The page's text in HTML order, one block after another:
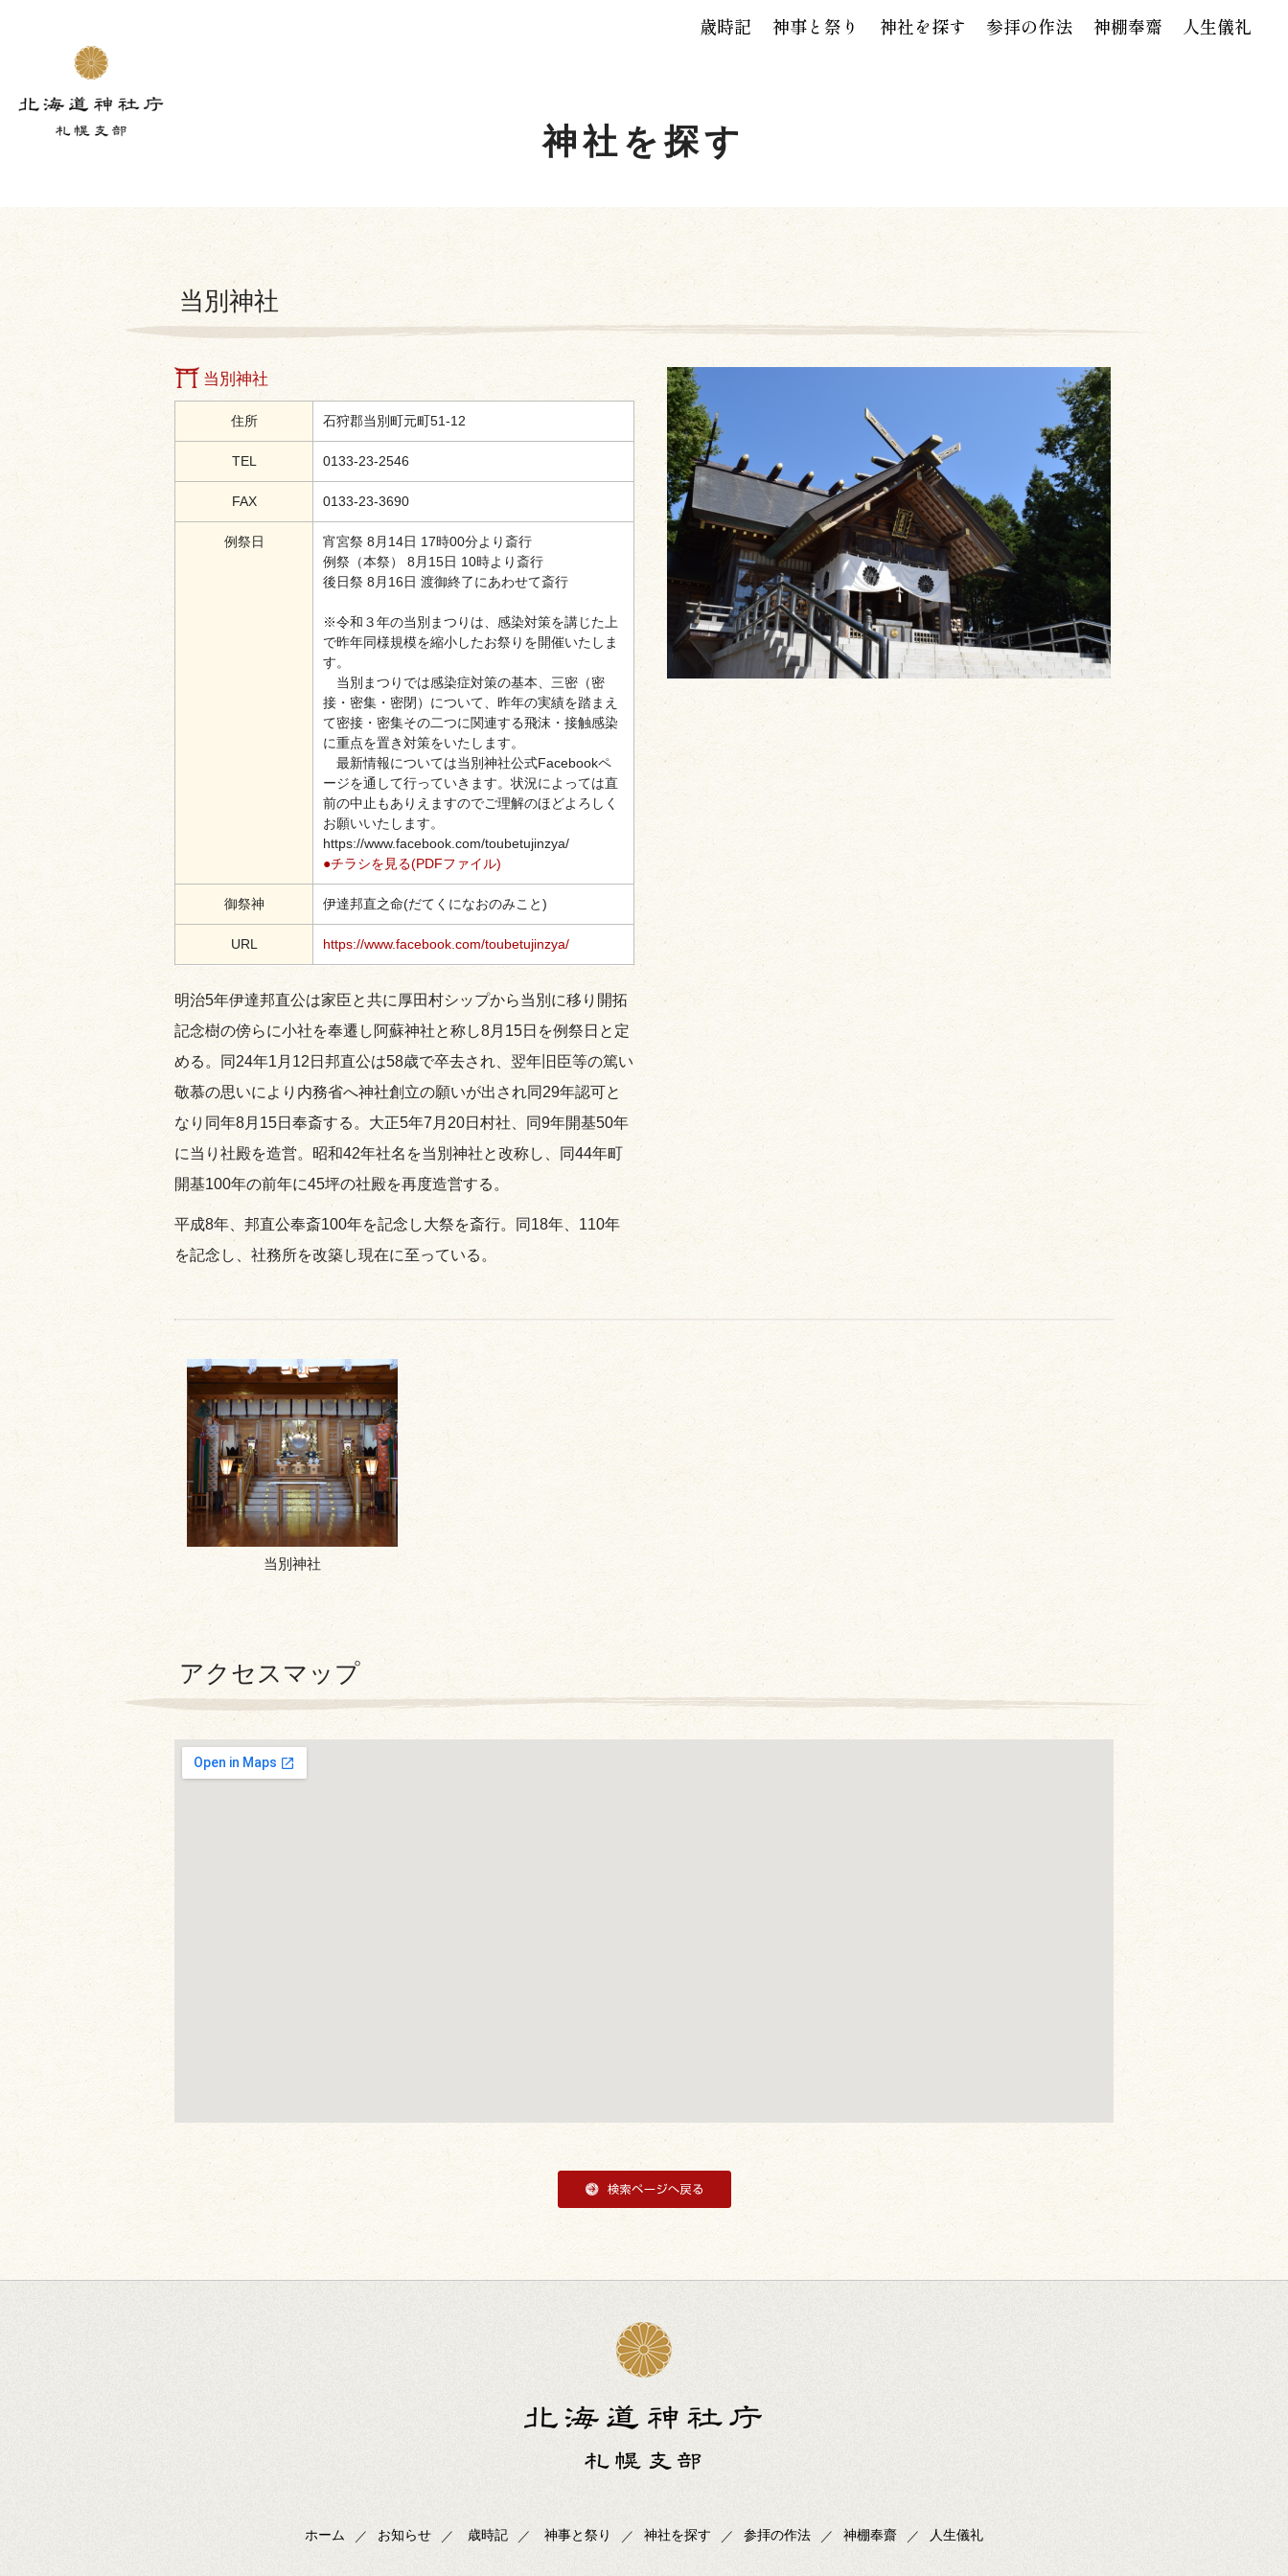
歳時記 神事と祭り 神社を探す 参拝の作法 神棚奉齋 人生儀礼
神社を探す
当別神社
当別神社
住所 石狩郡当別町元町51-12
TEL 0133-23-2546
FAX 0133-23-3690
例祭日
宵宮祭 8月14日 17時00分より斎行
例祭（本祭） 8月15日 10時より斎行
後日祭 8月16日 渡御終了にあわせて斎行
※令和３年の当別まつりは、感染対策を講じた上
で昨年同様規模を縮小したお祭りを開催いたしま
す。
当別まつりでは感染症対策の基本、三密（密
接・密集・密閉）について、昨年の実績を踏まえ
て密接・密集その二つに関連する飛沫・接触感染
に重点を置き対策をいたします。
最新情報については当別神社公式Facebookペ
ージを通して行っていきます。状況によっては直
前の中止もありえますのでご理解のほどよろしく
お願いいたします。
https://www.facebook.com/toubetujinzya/
●チラシを見る(PDFファイル)
御祭神 伊達邦直之命(だてくになおのみこと)
URL https://www.facebook.com/toubetujinzya/
明治5年伊達邦直公は家臣と共に厚田村シップから当別に移り開拓
記念樹の傍らに小社を奉遷し阿蘇神社と称し8月15日を例祭日と定
める。同24年1月12日邦直公は58歳で卒去され、翌年旧臣等の篤い
敬慕の思いにより内務省へ神社創立の願いが出され同29年認可と
なり同年8月15日奉斎する。大正5年7月20日村社、同9年開基50年
に当り社殿を造営。昭和42年社名を当別神社と改称し、同44年町
開基100年の前年に45坪の社殿を再度造営する。
平成8年、邦直公奉斎100年を記念し大祭を斎行。同18年、110年
を記念し、社務所を改築し現在に至っている。
当別神社
アクセスマップ
ホーム お知らせ 歳時記 神事と祭り 神社を探す 参拝の作法 神棚奉齋 人生儀礼